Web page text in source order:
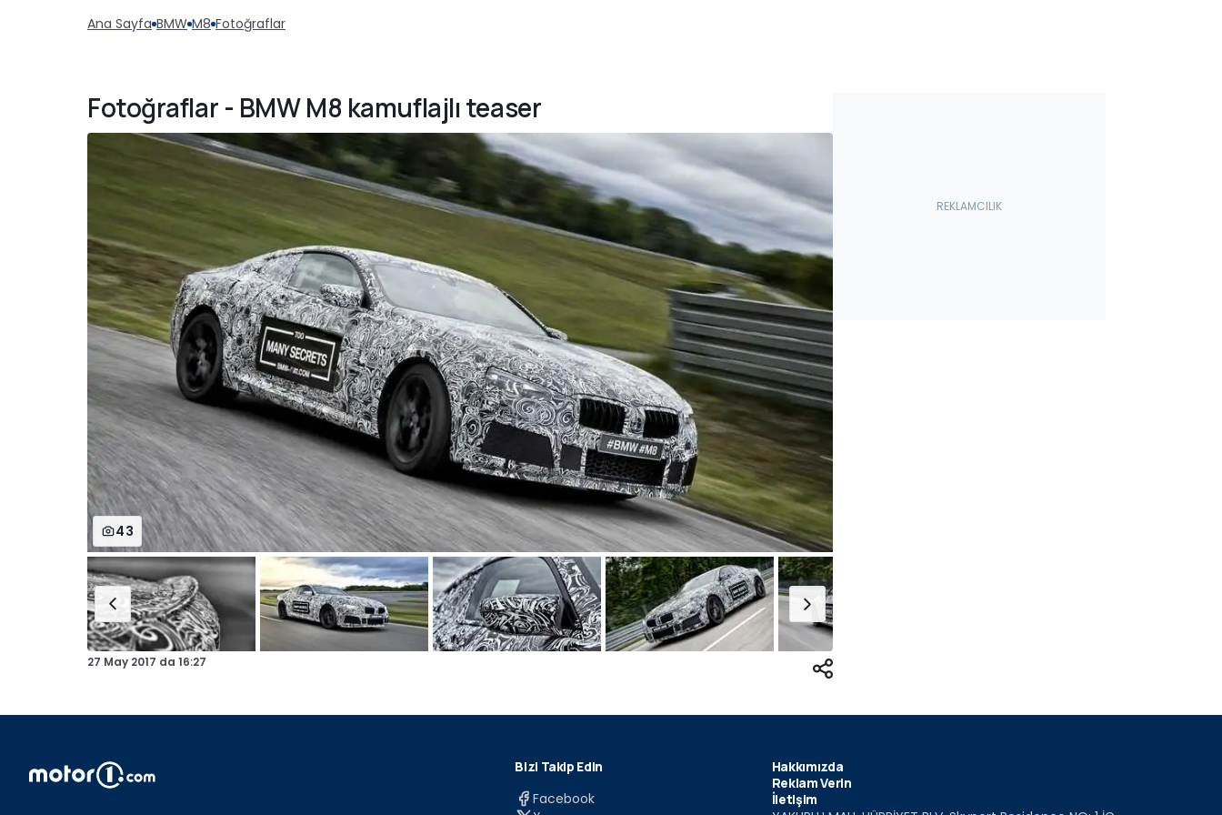
Ana Sayfa BMW M8 Fotoğraflar
Fotoğraflar - BMW M8 kamuflajlı teaser
43
27 May 2017 da 16:27
Bizi Takip Edin
Facebook
Hakkımızda
Reklam Verin
İletişim